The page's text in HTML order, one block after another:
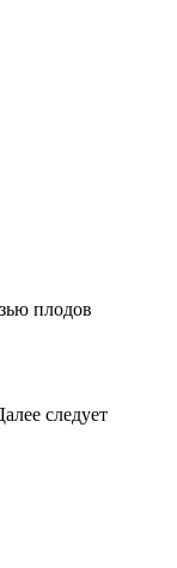
плодов
следует